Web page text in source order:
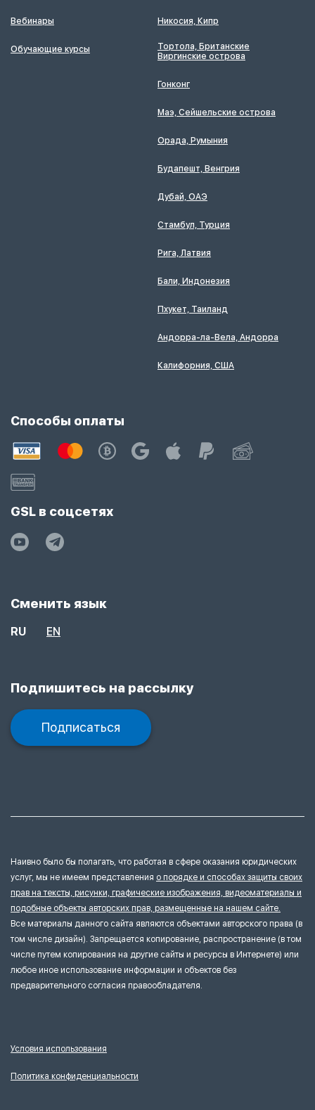
Вебинары
Обучающие курсы
Никосия, Кипр
Тортола, Британские
Виргинские острова
Гонконг
Маэ, Сейшельские острова
Орада, Румыния
Будапешт, Венгрия
Дубай, ОАЭ
Стамбул, Турция
Рига, Латвия
Бали, Индонезия
Пхукет, Таиланд
Андорра-ла-Вела, Андорра
Калифорния, США
Способы оплаты
GSL в соцсетях
Сменить язык
RU EN
Подпишитесь на рассылку
Подписаться
Наивно было бы полагать, что работая в сфере оказания юридических
услуг, мы не имеем представления о порядке и способах защиты своих
прав на тексты, рисунки, графические изображения, видеоматериалы и
подобные объекты авторских прав, размещенные на нашем сайте.
Все материалы данного сайта являются объектами авторского права (в
том числе дизайн). Запрещается копирование, распространение (в том
числе путем копирования на другие сайты и ресурсы в Интернете) или
любое иное использование информации и объектов без
предварительного согласия правообладателя.
Условия использования
Политика конфиденциальности